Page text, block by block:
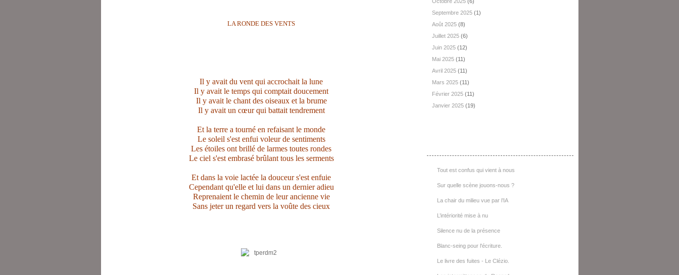
LA RONDE DES VENTS
Il y avait du vent qui accrochait la lune
Il y avait le temps qui comptait doucement
Il y avait le chant des oiseaux et la brume
Il y avait un cœur qui battait tendrement
Et la terre a tourné en refaisant le monde
Le soleil s'est enfui voleur de sentiments
Les étoiles ont brillé de larmes toutes rondes
Le ciel s'est embrasé brûlant tous les serments
Et dans la voie lactée la douceur s'est enfuie
Cependant qu'elle et lui dans un dernier adieu
Reprenaient le chemin de leur ancienne vie
Sans jeter un regard vers la voûte des cieux
Septembre 2025 (1)
Août 2025 (8)
Juillet 2025 (6)
Juin 2025 (12)
Mai 2025 (11)
Avril 2025 (11)
Mars 2025 (11)
Février 2025 (11)
Janvier 2025 (19)
Tout est confus qui vient à nous
Sur quelle scène jouons-nous ?
La chair du milieu vue par l’IA
L’intériorité mise à nu
Silence nu de la présence
Blanc-seing pour l'écriture.
Le livre des fuites - Le Clézio.